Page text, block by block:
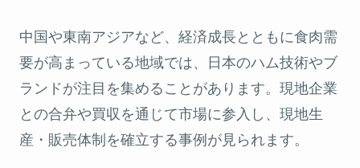
中国や東南アジアなど、経済成長とともに食肉需
要が高まっている地域では、日本のハム技術やブ
ランドが注目を集めることがあります。現地企業
との合弁や買収を通じて市場に参入し、現地生
産・販売体制を確立する事例が見られます。